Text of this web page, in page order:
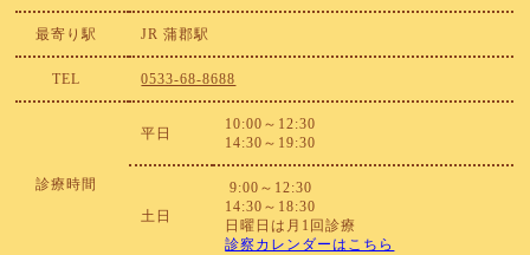
最寄り駅 JR 蒲郡駅
TEL 0533-68-8688
診療時間
平日
10:00～12:30
14:30～19:30
土日
9:00～12:30
14:30～18:30
日曜日は月1回診療
診察カレンダーはこちら